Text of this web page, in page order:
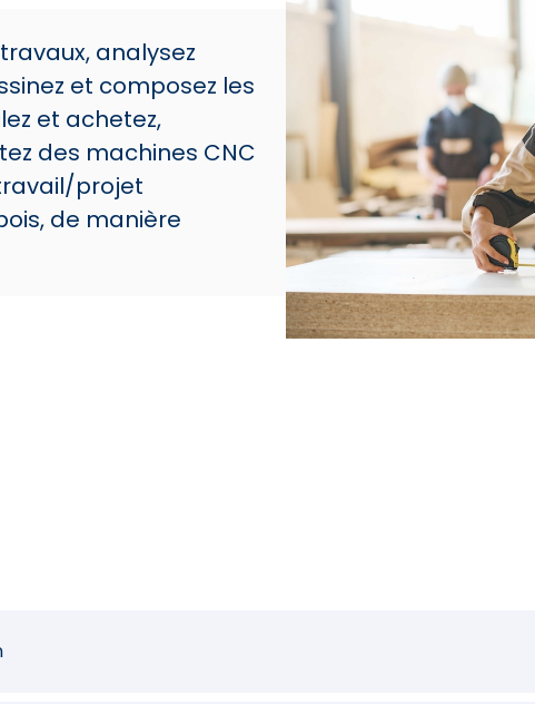
analysez
et composez les
et achetez,
des machines CNC
projet
de manière